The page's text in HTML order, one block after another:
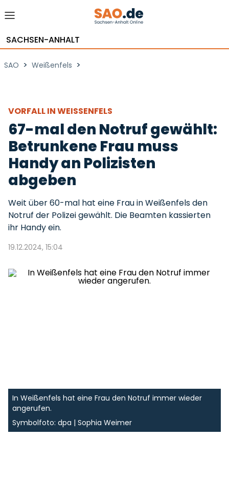
SACHSEN-ANHALT
SAO > Weißenfels >
VORFALL IN WEISSENFELS
67-mal den Notruf gewählt:
Betrunkene Frau muss
Handy an Polizisten
abgeben
Weit über 60-mal hat eine Frau in Weißenfels den
Notruf der Polizei gewählt. Die Beamten kassierten
ihr Handy ein.
19.12.2024, 15:04
In Weißenfels hat eine Frau den Notruf immer wieder
angerufen.
Symbolfoto: dpa | Sophia Weimer